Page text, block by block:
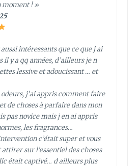
moment ! »
intéressants que ce que j ai
il y a qq années, d’ailleurs je n
lessive et adoucissant … et
j’ai appris comment faire
de choses à parfaire dans mon
pas novice mais j en ai appris
les fragrances…
c’était super et vous
sur l’essentiel des choses
était captivé… d ailleurs plus